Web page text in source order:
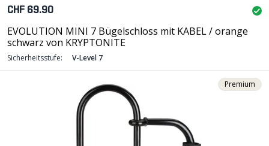
CHF 69.90
EVOLUTION MINI 7 Bügelschloss mit KABEL / orange
schwarz von KRYPTONITE
Sicherheitsstufe: V-Level 7
Premium